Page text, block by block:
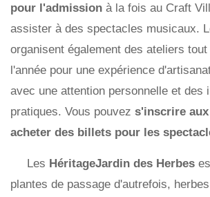
pour l'admission à la fois au Craft
assister à des spectacles musicaux.
organisent également des ateliers tout
l'année pour une expérience
avec une attention personnelle et des
pratiques. Vous pouvez s'inscrire
acheter des billets pour les
Les HéritageJardin des Herbes
plantes de passage d'autrefois,